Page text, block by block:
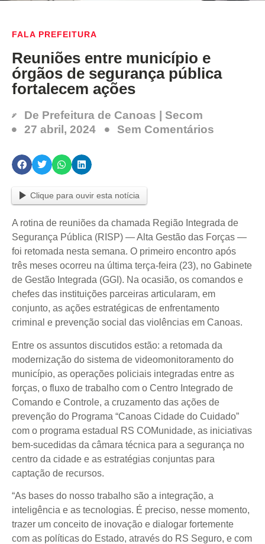
FALA PREFEITURA
Reuniões entre município e
órgãos de segurança pública
fortalecem ações
De Prefeitura de Canoas | Secom
27 abril, 2024
Sem Comentários
Clique para ouvir esta notícia
A rotina de reuniões da chamada Região Integrada de
Segurança Pública (RISP) — Alta Gestão das Forças —
foi retomada nesta semana. O primeiro encontro após
três meses ocorreu na última terça-feira (23), no Gabinete
de Gestão Integrada (GGI). Na ocasião, os comandos e
chefes das instituições parceiras articularam, em
conjunto, as ações estratégicas de enfrentamento
criminal e prevenção social das violências em Canoas.
Entre os assuntos discutidos estão: a retomada da
modernização do sistema de videomonitoramento do
município, as operações policiais integradas entre as
forças, o fluxo de trabalho com o Centro Integrado de
Comando e Controle, a cruzamento das ações de
prevenção do Programa “Canoas Cidade do Cuidado”
com o programa estadual RS COMunidade, as iniciativas
bem-sucedidas da câmara técnica para a segurança no
centro da cidade e as estratégias conjuntas para
captação de recursos.
“As bases do nosso trabalho são a integração, a
inteligência e as tecnologias. É preciso, nesse momento,
trazer um conceito de inovação e dialogar fortemente
com as políticas do Estado, através do RS Seguro, e com